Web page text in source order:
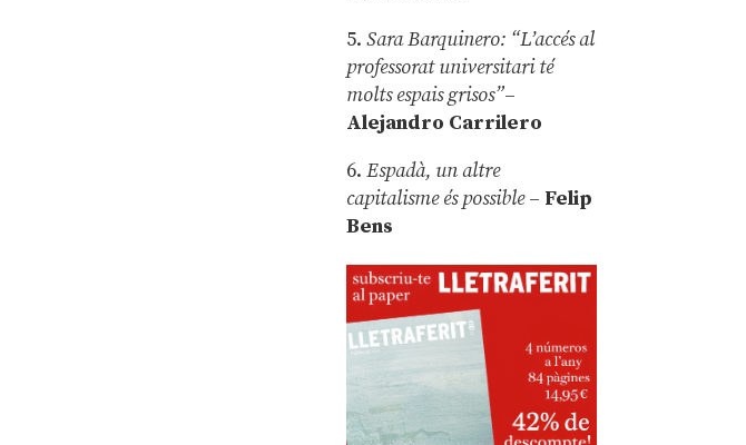
5.Sara Barquinero: “L’accés al
professorat universitari té
molts espais grisos”–
Alejandro Carrilero
6.Espadà, un altre
capitalisme és possible – Felip
Bens